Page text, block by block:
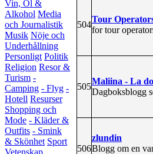
Vin, Öl &
Alkohol Media
och Journalistik
Musik Nöje och
Underhållning
Personligt Politik
Religion Resor &
Turism -
Camping - Flyg -
Hotell Resurser
Shopping och
Mode - Kläder &
Outfits - Smink
& Skönhet Sport
Vetenskap
504
Tour
for tour
505
Maliina - La
Dagboksblogg
506
zlundin
Blogg om en